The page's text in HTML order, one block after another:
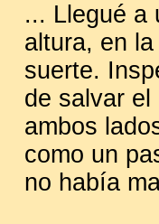
... Llegué a
altura, en
suerte.
de salvar
ambos
como un
no había